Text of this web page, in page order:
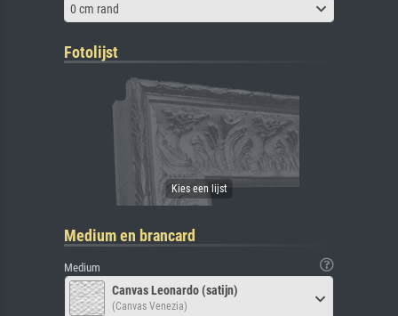
0 cm rand
Fotolijst
Medium en brancard
Medium
Canvas Leonardo (satijn)
(Canvas Venezia)